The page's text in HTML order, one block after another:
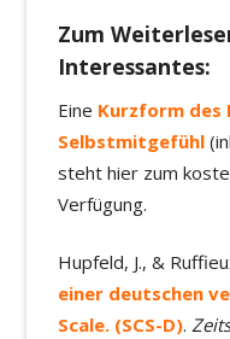
Zum
Interessantes:
Eine Kurzform des
Selbstmitgefühl
steht hier zum
Verfügung.
Hupfeld, J., &
einer deutschen
Scale. (SCS-D).